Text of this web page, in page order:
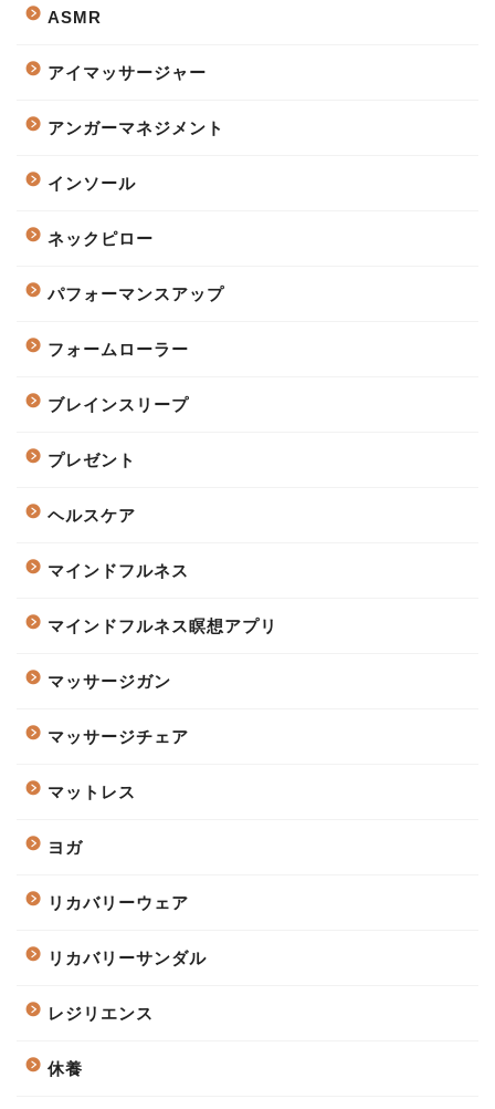
ASMR
アイマッサージャー
アンガーマネジメント
インソール
ネックピロー
パフォーマンスアップ
フォームローラー
ブレインスリープ
プレゼント
ヘルスケア
マインドフルネス
マインドフルネス瞑想アプリ
マッサージガン
マッサージチェア
マットレス
ヨガ
リカバリーウェア
リカバリーサンダル
レジリエンス
休養